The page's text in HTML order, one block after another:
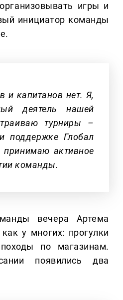
игры и
инициатор команды
и капитанов нет. Я,
деятель нашей
турниры –
поддержке Глобал
активное
команды.
вечера Артема
у многих: прогулки
по магазинам.
появились два